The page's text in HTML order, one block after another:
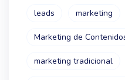
leads marketing
Marketing de
marketing tradicional